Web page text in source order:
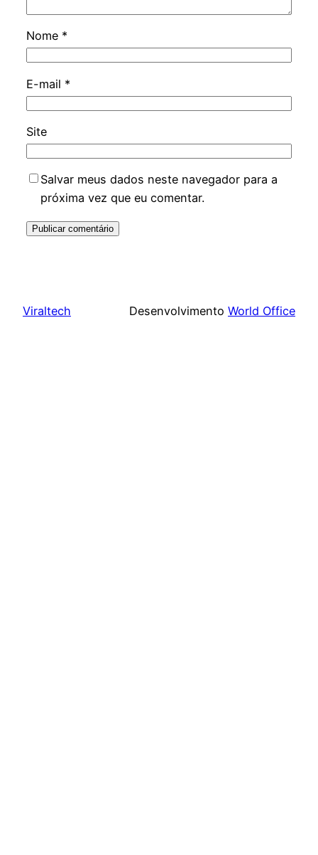
Nome *
E-mail *
Site
Salvar meus dados neste navegador para a
próxima vez que eu comentar.
Viraltech Desenvolvimento World Office